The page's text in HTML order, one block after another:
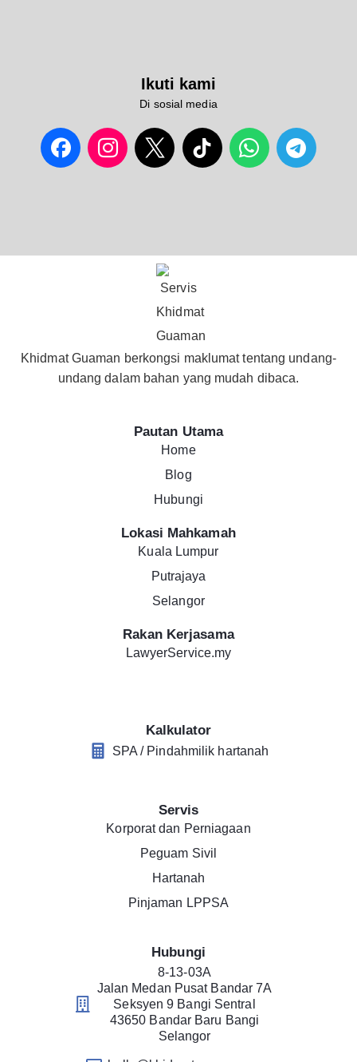
Ikuti kami
Di sosial media
Khidmat Guaman berkongsi maklumat tentang undang-
undang dalam bahan yang mudah dibaca.
Pautan Utama
Home
Blog
Hubungi
Lokasi Mahkamah
Kuala Lumpur
Putrajaya
Selangor
Rakan Kerjasama
LawyerService.my
Kalkulator
SPA / Pindahmilik hartanah
Servis
Korporat dan Perniagaan
Peguam Sivil
Hartanah
Pinjaman LPPSA
Hubungi
8-13-03A
Jalan Medan Pusat Bandar 7A
Seksyen 9 Bangi Sentral
43650 Bandar Baru Bangi
Selangor